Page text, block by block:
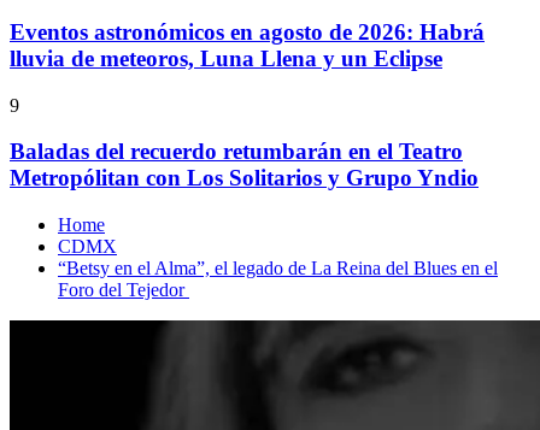
Eventos astronómicos en agosto de 2026: Habrá
lluvia de meteoros, Luna Llena y un Eclipse
9
Baladas del recuerdo retumbarán en el Teatro
Metropólitan con Los Solitarios y Grupo Yndio
Home
CDMX
“Betsy en el Alma”, el legado de La Reina del Blues en el
Foro del Tejedor